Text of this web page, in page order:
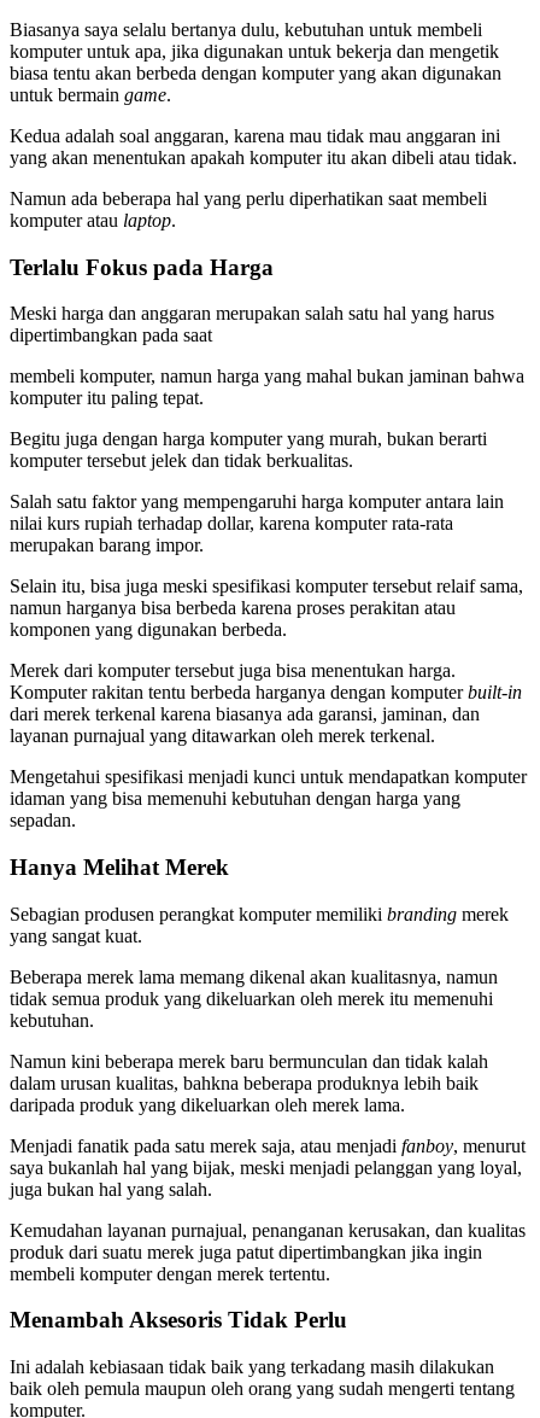
Biasanya saya selalu bertanya dulu, kebutuhan untuk membeli
komputer untuk apa, jika digunakan untuk bekerja dan mengetik
biasa tentu akan berbeda dengan komputer yang akan digunakan
untuk bermain game.
Kedua adalah soal anggaran, karena mau tidak mau anggaran ini
yang akan menentukan apakah komputer itu akan dibeli atau tidak.
Namun ada beberapa hal yang perlu diperhatikan saat membeli
komputer atau laptop.
Terlalu Fokus pada Harga
Meski harga dan anggaran merupakan salah satu hal yang harus
dipertimbangkan pada saat
membeli komputer, namun harga yang mahal bukan jaminan bahwa
komputer itu paling tepat.
Begitu juga dengan harga komputer yang murah, bukan berarti
komputer tersebut jelek dan tidak berkualitas.
Salah satu faktor yang mempengaruhi harga komputer antara lain
nilai kurs rupiah terhadap dollar, karena komputer rata-rata
merupakan barang impor.
Selain itu, bisa juga meski spesifikasi komputer tersebut relaif sama,
namun harganya bisa berbeda karena proses perakitan atau
komponen yang digunakan berbeda.
Merek dari komputer tersebut juga bisa menentukan harga.
Komputer rakitan tentu berbeda harganya dengan komputerbuilt-in
dari merek terkenal karena biasanya ada garansi, jaminan, dan
layanan purnajual yang ditawarkan oleh merek terkenal.
Mengetahui spesifikasi menjadi kunci untuk mendapatkan komputer
idaman yang bisa memenuhi kebutuhan dengan harga yang
sepadan.
Hanya Melihat Merek
Sebagian produsen perangkat komputer memiliki branding merek
yang sangat kuat.
Beberapa merek lama memang dikenal akan kualitasnya, namun
tidak semua produk yang dikeluarkan oleh merek itu memenuhi
kebutuhan.
Namun kini beberapa merek baru bermunculan dan tidak kalah
dalam urusan kualitas, bahkna beberapa produknya lebih baik
daripada produk yang dikeluarkan oleh merek lama.
Menjadi fanatik pada satu merek saja, atau menjadi fanboy, menurut
saya bukanlah hal yang bijak, meski menjadi pelanggan yang loyal,
juga bukan hal yang salah.
Kemudahan layanan purnajual, penanganan kerusakan, dan kualitas
produk dari suatu merek juga patut dipertimbangkan jika ingin
membeli komputer dengan merek tertentu.
Menambah Aksesoris Tidak Perlu
Ini adalah kebiasaan tidak baik yang terkadang masih dilakukan
baik oleh pemula maupun oleh orang yang sudah mengerti tentang
komputer.